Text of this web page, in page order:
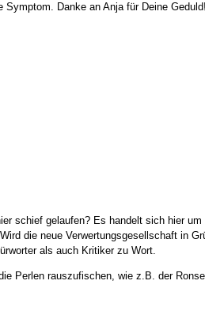
Danke an Anja für Deine
schief gelaufen? Es handelt sich hier
die neue Verwertungsgesellschaft in
als auch Kritiker zu Wort.
Perlen rauszufischen, wie z.B. der